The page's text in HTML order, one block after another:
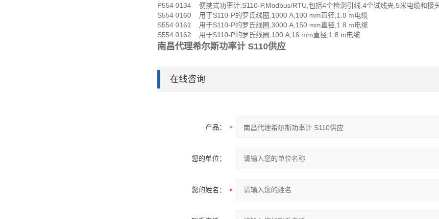
P554 0134 便携式功率计,S110-P,Modbus/RTU,包括4个检测引线,4个试线夹,5米电缆和接
S554 0160 用于S110-P的罗氏线圈,1000 A,100 mm直径,1.8 m电缆
S554 0161 用于S110-P的罗氏线圈,3000 A,150 mm直径,1.8 m电缆
S554 0162 用于S110-P的罗氏线圈,100 A,16 mm直径,1.8 m电缆
南昌代理希尔斯功率计 S110供应
在线咨询
产品：
您的单位：
您的姓名：